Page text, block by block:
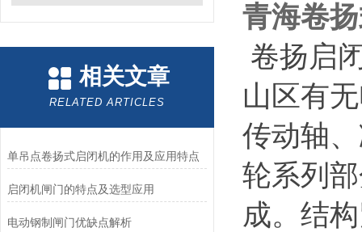
相关文章
RELATED ARTICLES
单吊点卷扬式启闭机的作用及应用特点
启闭机闸门的特点及选型应用
电动钢制闸门优缺点解析
青海卷
卷扬启
山区有
传动轴
轮系列
成。结